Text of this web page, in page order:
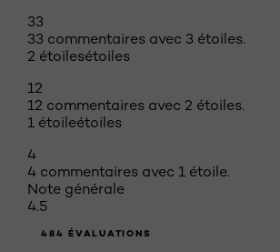
33
33 commentaires avec 3 étoiles.
2 étoilesétoiles
12
12 commentaires avec 2 étoiles.
1 étoileétoiles
4
4 commentaires avec 1 étoile.
Note générale
4.5
484 ÉVALUATIONS